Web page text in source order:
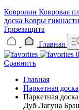
Ковролин Ковровая
доска Ковры
Грязезащита
Главная
0
Сравнить
Главная
Паркетная доска
Паркетная
Дуб Лагуна